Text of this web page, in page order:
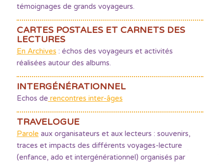
témoignages de grands voyageurs.
CARTES POSTALES ET CARNETS DES
LECTURES
En Archives : échos des voyageurs et activités
réalisées autour des albums.
INTERGÉNÉRATIONNEL
Echos de rencontres inter-âges
TRAVELOGUE
Parole aux organisateurs et aux lecteurs : souvenirs,
traces et impacts des différents voyages-lecture
(enfance, ado et intergénérationnel) organisés par